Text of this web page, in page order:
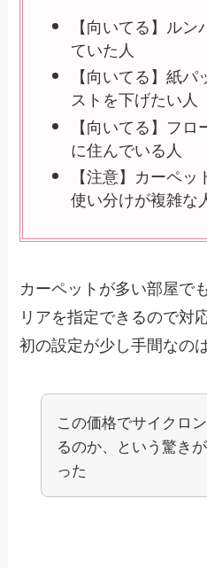
【向いてる】ル
ていた人
【向いてる】紙
ストを下げたい人
【向いてる】フ
に住んでいる人
【注意】カーペ
使い分けが複雑な
カーペットが多い部屋で
リアを指定できるので対
初の設定が少し手間なの
この価格でサイクロ
るのか、という驚き
った